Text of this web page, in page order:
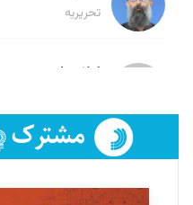
تحریریه
لیلا حنارود
فائزه فتحی
تحریریه